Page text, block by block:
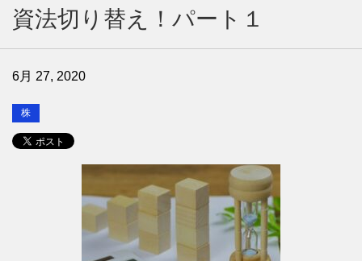
資法切り替え！パート１
6月 27, 2020
株